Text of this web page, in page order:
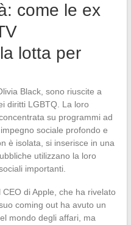
come le ex
lotta per
Black, sono riuscite a
diritti LGBTQ. La loro
su programmi ad
sociale profondo e
è isolata, si inserisce in una
utilizzano la loro
importanti.
di Apple, che ha rivelato
coming out ha avuto un
mondo degli affari, ma